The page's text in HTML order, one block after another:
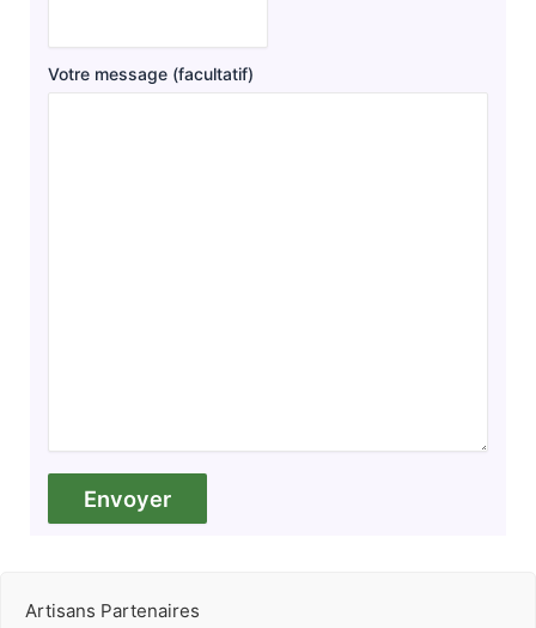
Votre message (facultatif)
Artisans Partenaires